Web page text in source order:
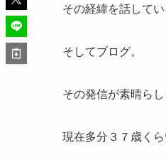
その経緯を話してい
そしてブログ。
その発信が素晴らし
現在多分３７歳く